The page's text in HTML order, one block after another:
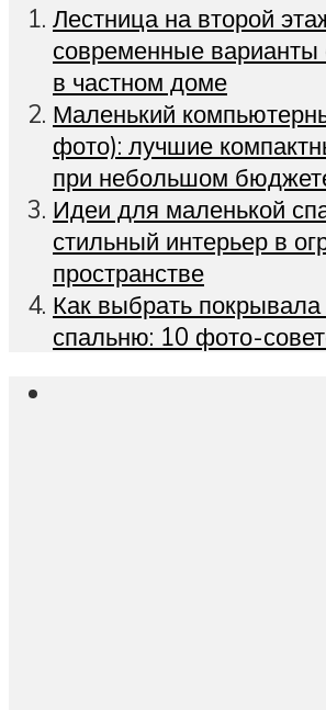
Лестница на второй
современные
в частном доме
Маленький
фото): лучшие
при небольшом
Идеи для маленькой
стильный интерьер в
пространстве
Как выбрать покрывала
спальню: 10 фото-